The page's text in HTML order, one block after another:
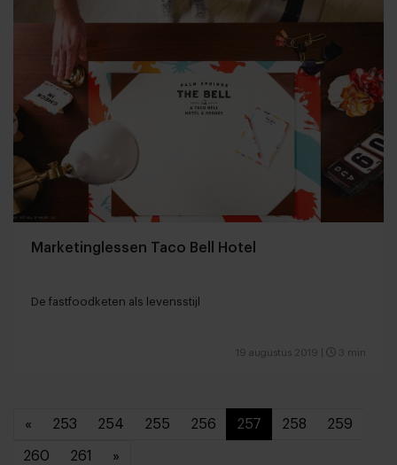
Marketinglessen Taco Bell Hotel
De fastfoodketen als levensstijl
19 augustus 2019 3 min
« 253 254 255 256 257 258 259
260 261 »